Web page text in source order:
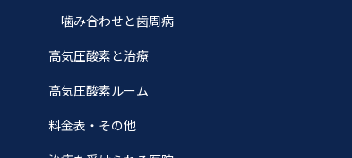
噛み合わせと歯周病
高気圧酸素と治療
高気圧酸素ルーム
料金表・その他